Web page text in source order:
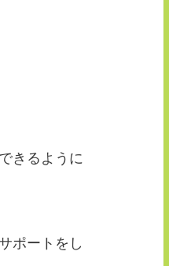
きるように
ポートをし